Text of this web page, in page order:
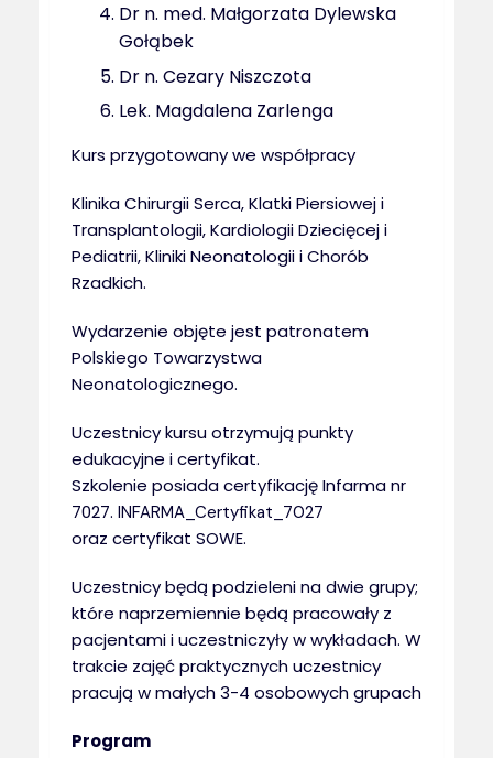
Dr n. med. Małgorzata Dylewska
Gołąbek
Dr n. Cezary Niszczota
Lek. Magdalena Zarlenga
Kurs przygotowany we współpracy
Klinika Chirurgii Serca, Klatki Piersiowej i
Transplantologii, Kardiologii Dziecięcej i
Pediatrii, Kliniki Neonatologii i Chorób
Rzadkich.
Wydarzenie objęte jest patronatem
Polskiego Towarzystwa
Neonatologicznego.
Uczestnicy kursu otrzymują punkty
edukacyjne i certyfikat.
Szkolenie posiada certyfikację Infarma nr
7027. INFARMA_Certyfikat_7027
oraz certyfikat SOWE.
Uczestnicy będą podzieleni na dwie grupy;
które naprzemiennie będą pracowały z
pacjentami i uczestniczyły w wykładach. W
trakcie zajęć praktycznych uczestnicy
pracują w małych 3-4 osobowych grupach
Program